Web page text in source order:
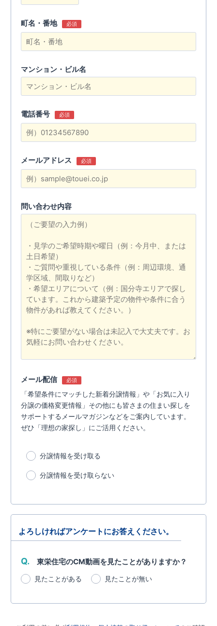
町名・番地 必須
マンション・ビル名
電話番号 必須
メールアドレス 必須
問い合わせ内容
メール配信 必須
「希望条件にマッチした新着分譲情報」や「お気に入り
分譲の価格変更情報」その他にも皆さまの住まい探しを
サポートするメールマガジンなどをご案内しています。
ぜひ「理想の家探し」にご活用ください。
分譲情報を受け取る
分譲情報を受け取らない
よろしければアンケートにお答えください。
Q. 東栄住宅のCM動画を見たことがありますか？
見たことがある 見たことが無い